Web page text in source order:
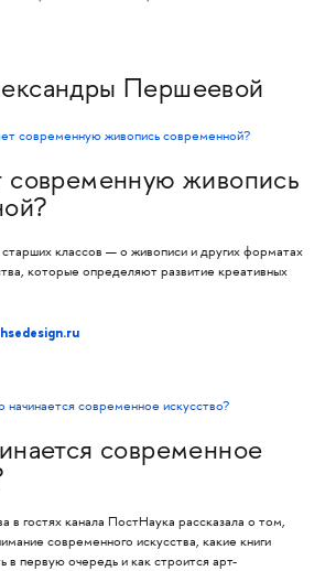
Першеевой
современную живопись
классов — о живописи и других форматах
которые определяют развитие креативных
современное
в гостях канала ПостНаука рассказала о том,
современного искусства, какие книги
в первую очередь и как строится арт-